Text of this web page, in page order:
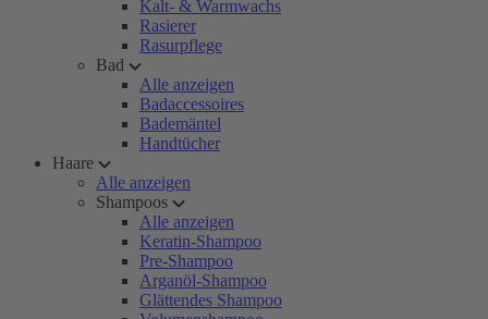
Kalt- & Warmwachs
Rasierer
Rasurpflege
Bad
Alle anzeigen
Badaccessoires
Bademäntel
Handtücher
Haare
Alle anzeigen
Shampoos
Alle anzeigen
Keratin-Shampoo
Pre-Shampoo
Arganöl-Shampoo
Glättendes Shampoo